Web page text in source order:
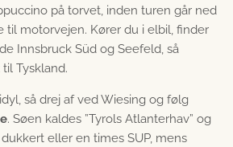
på torvet, inden turen går ned
til motorvejen. Kører du i elbil, finder
Innsbruck Süd og Seefeld, så
Tyskland.
så drej af ved Wiesing og følg
. Søen kaldes ”Tyrols Atlanterhav” og
eller en times SUP, mens